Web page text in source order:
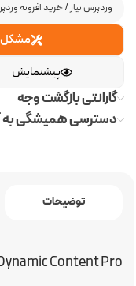
وردپرس نیاز/خرید افزونه
مشکل
پیشنمایش
گارانتی بازگشت وجه
دسترسی همیشگی به
توضیحات
Content Pro